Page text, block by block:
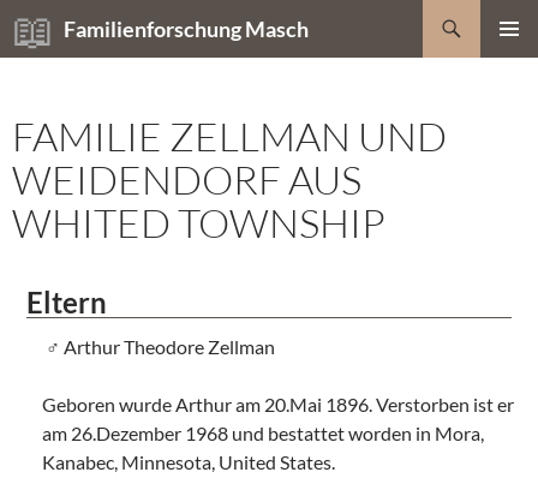
Zum
Inhalt
Familienforschung Masch
Suchen
FAMILIE ZELLMAN UND
WEIDENDORF AUS
WHITED TOWNSHIP
Eltern
Arthur Theodore Zellman
Geboren wurde Arthur am 20.Mai 1896. Verstorben ist er
am 26.Dezember 1968 und bestattet worden in Mora,
Kanabec, Minnesota, United States.